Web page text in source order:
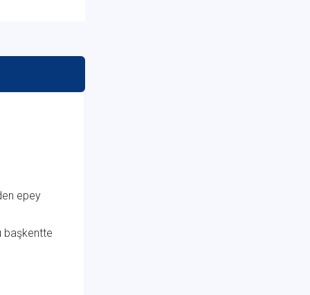
epey
başkentte